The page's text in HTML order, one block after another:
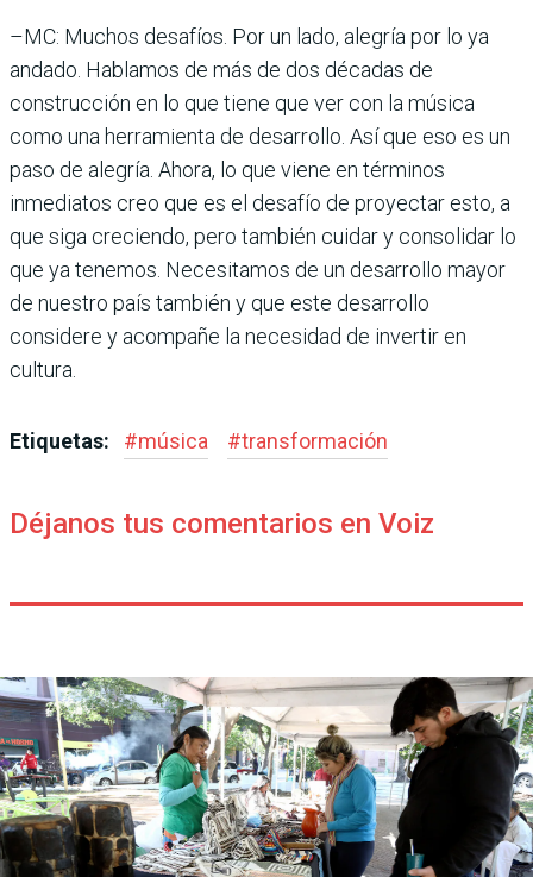
–MC: Muchos desafíos. Por un lado, alegría por lo ya
andado. Hablamos de más de dos décadas de
construcción en lo que tiene que ver con la música
como una herramienta de desarrollo. Así que eso es un
paso de alegría. Ahora, lo que viene en términos
inmediatos creo que es el desafío de proyectar esto, a
que siga creciendo, pero también cuidar y consolidar lo
que ya tenemos. Necesitamos de un desarrollo mayor
de nuestro país también y que este desarrollo
considere y acompañe la necesidad de invertir en
cultura.
Etiquetas: #música #transformación
Déjanos tus comentarios en Voiz